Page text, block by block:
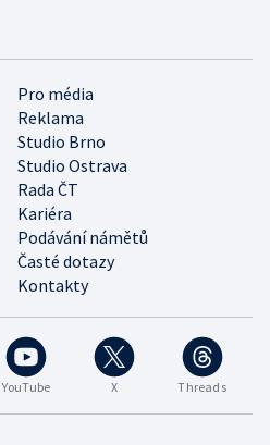
YouTube X Threads
Pro média
Reklama
Studio Brno
Studio Ostrava
Rada ČT
Kariéra
Podávání námětů
Časté dotazy
Kontakty